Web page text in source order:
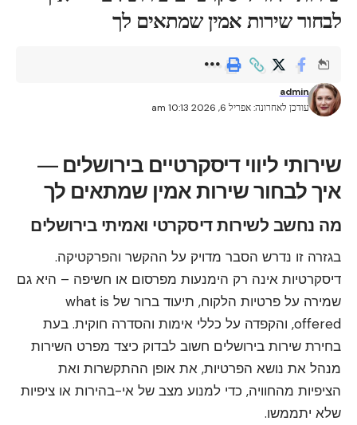
לבחור שירות אמין שמתאים לך
עודכן לאחרונה: אפריל 6, 2026 10:13 am
admin
שירותי ליווי דיסקרטיים בירושלים —
איך לבחור שירות אמין שמתאים לך
מה נחשב לשירות דיסקרטי ואמיתי בירושלים
בגזרה זו נדרש הסבר מדויק על ההקשר והפרקטיקה.
דיסקרטיות אינה רק הימנעות מפרסום או חשיפה – היא גם
שמירה על פרטיות הלקוח, תיעוד ברור של what is
offered, והקפדה על כללי אימות והסדרה חוקית. בעת
בחירת שירות בירושלים חשוב לבדוק כיצד מפרט השירות
מנהל את נושא הפרטיות, את אופן ההתקשרות ואת
הציפיות מהחוויה, כדי למנוע מצב של אי-בהירות או ציפיות
שלא יתממשו.